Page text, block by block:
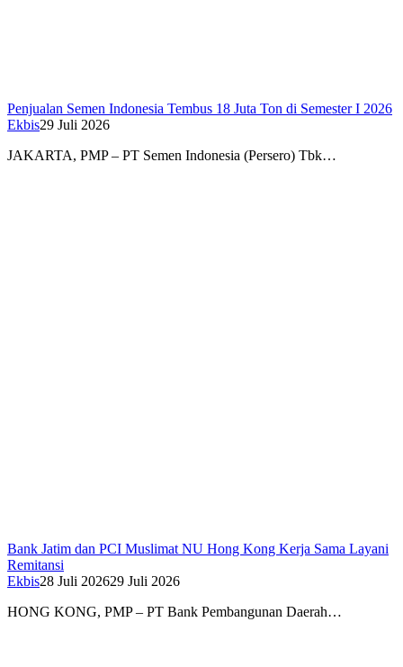
Penjualan Semen Indonesia Tembus 18 Juta Ton di Semester I 2026
Ekbis29 Juli 2026
JAKARTA, PMP – PT Semen Indonesia (Persero) Tbk…
Bank Jatim dan PCI Muslimat NU Hong Kong Kerja Sama Layani
Remitansi
Ekbis28 Juli 202629 Juli 2026
HONG KONG, PMP – PT Bank Pembangunan Daerah…